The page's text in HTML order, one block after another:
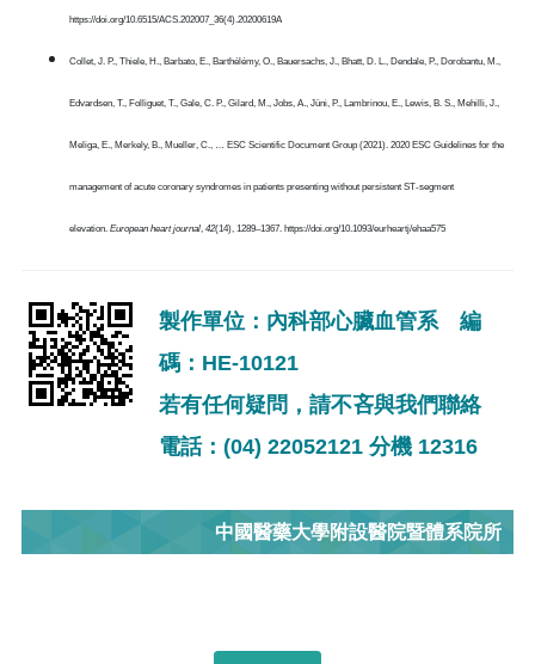
https://doi.org/10.6515/ACS.202007_36(4).20200619A
Collet, J. P., Thiele, H., Barbato, E., Barthélémy, O., Bauersachs, J., Bhatt, D. L., Dendale, P., Dorobantu, M.,
Edvardsen, T., Folliguet, T., Gale, C. P., Gilard, M., Jobs, A., Jüni, P., Lambrinou, E., Lewis, B. S., Mehilli, J.,
Meliga, E., Merkely, B., Mueller, C., … ESC Scientific Document Group (2021). 2020 ESC Guidelines for the
management of acute coronary syndromes in patients presenting without persistent ST-segment
elevation. European heart journal 42(14), 1289–1367. https://doi.org/10.1093/eurheartj/ehaa575
製作單位：內科部心臟血管系 編
碼：HE-10121
若有任何疑問，請不吝與我們聯絡
電話：(04) 22052121 分機 12316
中國醫藥大學附設醫院暨體系院所